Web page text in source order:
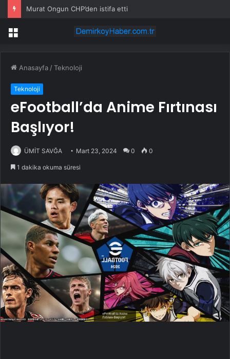
Murat Ongun CHP’den istifa etti
Menü
Anasayfa /Teknoloji
Teknoloji
eFootball’da Anime Fırtınası
Başlıyor!
ÜMİT SAVĞA Mart 23, 2024 0 0
1 dakika okuma süresi